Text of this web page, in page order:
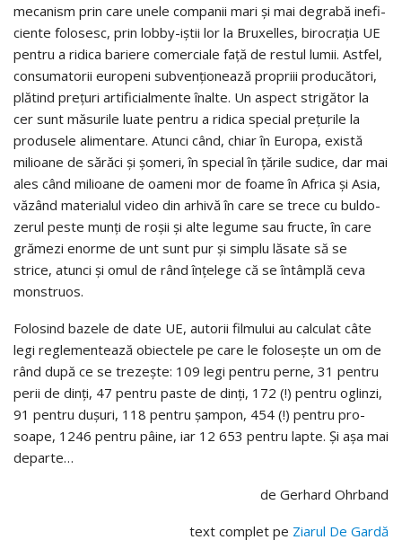
meca­nism prin care unele com­pa­nii mari şi mai degrabă ine­fi­
ciente folo­sesc, prin lobby-iştii lor la Bru­xe­l­les, biro­cra­ţia UE
pen­tru a ridica bari­ere comer­ci­ale faţă de res­tul lumii. Ast­fel,
con­su­ma­to­rii euro­peni sub­venţio­nează pro­priii pro­du­că­tori,
plă­tind preţuri arti­fi­ci­al­mente îna­lte. Un aspect stri­gă­tor la
cer sunt măsu­rile luate pen­tru a ridica spe­cial preţu­rile la
pro­du­sele ali­men­tare. Atunci când, chiar în Europa, există
mili­oane de sărăci şi şomeri, în spe­cial în ţările sudice, dar mai
ales când mili­oane de oameni mor de foame în Africa şi Asia,
văzând mate­ri­a­lul video din arhivă în care se trece cu bul­do­
ze­rul peste munţi de roşii şi alte legume sau fructe, în care
gră­mezi enorme de unt sunt pur şi sim­plu lăsate să se
strice, atunci şi omul de rând înţe­lege că se întâm­plă ceva
mons­truos.
Folo­sind bazele de date UE, auto­rii fil­mu­lui au cal­cu­lat câte
legi regle­men­tează obiec­tele pe care le folo­seşte un om de
rând după ce se tre­zeşte: 109 legi pen­tru perne, 31 pen­tru
perii de dinţi, 47 pen­tru paste de dinţi, 172 (!) pen­tru oglinzi,
91 pen­tru duşuri, 118 pen­tru şam­pon, 454 (!) pen­tru pro­
soape, 1246 pen­tru pâine, iar 12 653 pen­tru lapte. Şi aşa mai
departe…
de Gerhard Ohrband
text complet pe Ziarul De Gardă